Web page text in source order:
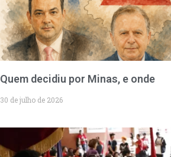
Quem decidiu por Minas, e onde
30 de julho de 2026